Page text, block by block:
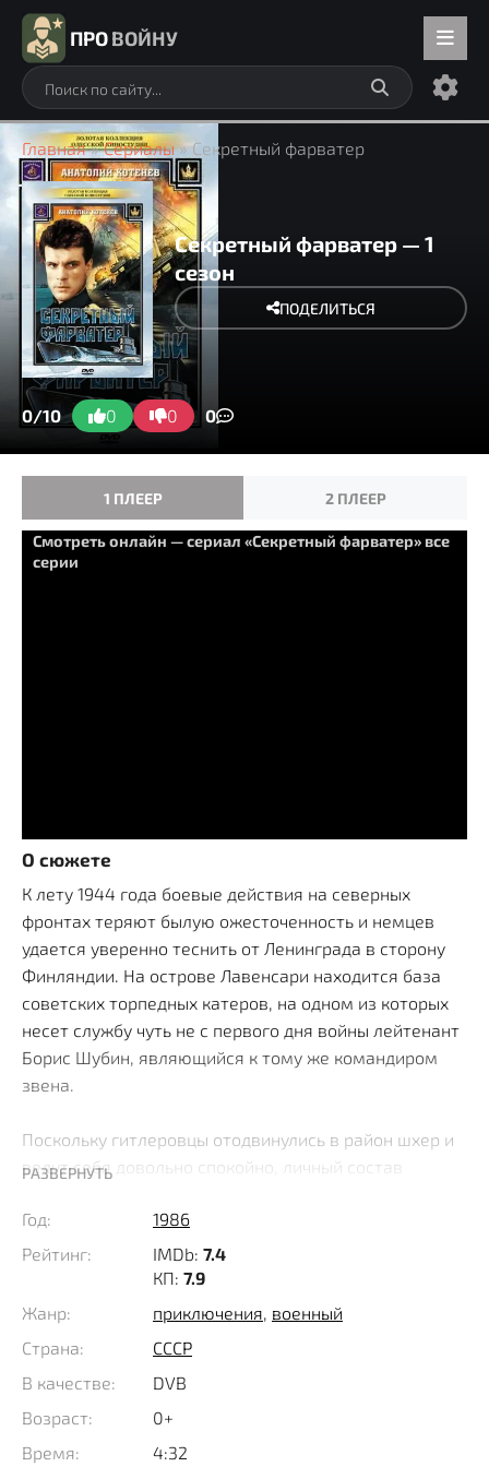
ПРОВОЙНУ
Главная»Сериалы» Секретный фарватер
Секретный фарватер — 1
сезон
ПОДЕЛИТЬСЯ
0/10 0 0 0
1 ПЛЕЕР 2 ПЛЕЕР
Смотреть онлайн — сериал «Секретный фарватер» все
серии
О сюжете
К лету 1944 года боевые действия на северных
фронтах теряют былую ожесточенность и немцев
удается уверенно теснить от Ленинграда в сторону
Финляндии. На острове Лавенсари находится база
советских торпедных катеров, на одном из которых
несет службу чуть не с первого дня войны лейтенант
Борис Шубин, являющийся к тому же командиром
звена.
Поскольку гитлеровцы отодвинулись в район шхер и
ведут себя довольно спокойно, личный состав
офицер удит рыбу. От этого занятия его отвлекает
появление юнги Шурки Ласточкина, которого моряки
подобрали в блокадном Ленинграде и приставили к
капитан первого ранга Назаров, герой поручает
задание доставить на остров Безымянный,
расположенный на нейтральной территории
специалиста способного установить там
РАЗВЕРНУТЬ
Год:
1986
Рейтинг:
IMDb: 7.4
КП: 7.9
Жанр:
приключения военный
Страна:
СССР
В качестве:
DVB
Возраст:
0+
Время:
4:32